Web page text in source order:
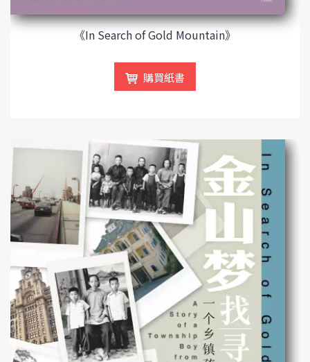
《In Search of Gold Mountain》
購買紙書